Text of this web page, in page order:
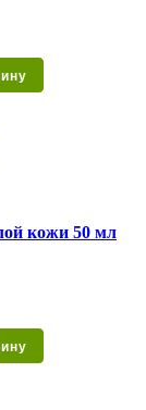
кожи 50 мл